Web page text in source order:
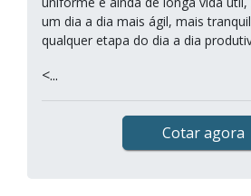
um dia a dia mais ágil, mais
qualquer etapa do dia a dia
<...
Cotar agora